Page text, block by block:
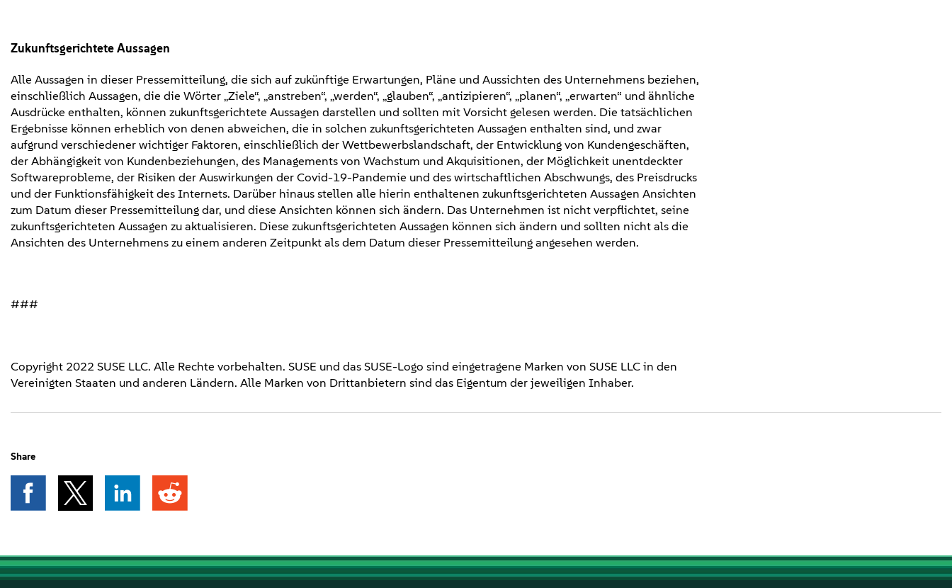
Zukunftsgerichtete Aussagen
Alle Aussagen in dieser Pressemitteilung, die sich auf zukünftige Erwartungen, Pläne und Aussichten des Unternehmens beziehen,
einschließlich Aussagen, die die Wörter „Ziele“, „anstreben“, „werden“, „glauben“, „antizipieren“, „planen“, „erwarten“ und ähnliche
Ausdrücke enthalten, können zukunftsgerichtete Aussagen darstellen und sollten mit Vorsicht gelesen werden. Die tatsächlichen
Ergebnisse können erheblich von denen abweichen, die in solchen zukunftsgerichteten Aussagen enthalten sind, und zwar
aufgrund verschiedener wichtiger Faktoren, einschließlich der Wettbewerbslandschaft, der Entwicklung von Kundengeschäften,
der Abhängigkeit von Kundenbeziehungen, des Managements von Wachstum und Akquisitionen, der Möglichkeit unentdeckter
Softwareprobleme, der Risiken der Auswirkungen der Covid-19-Pandemie und des wirtschaftlichen Abschwungs, des Preisdrucks
und der Funktionsfähigkeit des Internets. Darüber hinaus stellen alle hierin enthaltenen zukunftsgerichteten Aussagen Ansichten
zum Datum dieser Pressemitteilung dar, und diese Ansichten können sich ändern. Das Unternehmen ist nicht verpflichtet, seine
zukunftsgerichteten Aussagen zu aktualisieren. Diese zukunftsgerichteten Aussagen können sich ändern und sollten nicht als die
Ansichten des Unternehmens zu einem anderen Zeitpunkt als dem Datum dieser Pressemitteilung angesehen werden.
###
Copyright 2022 SUSE LLC. Alle Rechte vorbehalten. SUSE und das SUSE-Logo sind eingetragene Marken von SUSE LLC in den
Vereinigten Staaten und anderen Ländern. Alle Marken von Drittanbietern sind das Eigentum der jeweiligen Inhaber.
Share